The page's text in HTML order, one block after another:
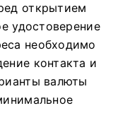
открытием
удостоверение
необходимо
контакта и
валюты